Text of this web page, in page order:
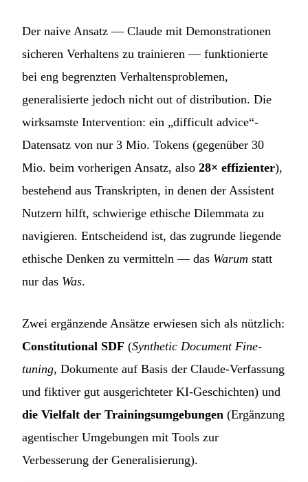
Der naive Ansatz — Claude mit Demonstrationen
sicheren Verhaltens zu trainieren — funktionierte
bei eng begrenzten Verhaltensproblemen,
generalisierte jedoch nicht out of distribution. Die
wirksamste Intervention: ein „difficult advice“-
Datensatz von nur 3 Mio. Tokens (gegenüber 30
Mio. beim vorherigen Ansatz, also 28× effizienter),
bestehend aus Transkripten, in denen der Assistent
Nutzern hilft, schwierige ethische Dilemmata zu
navigieren. Entscheidend ist, das zugrunde liegende
ethische Denken zu vermitteln — das Warum statt
nur das Was.
Zwei ergänzende Ansätze erwiesen sich als nützlich:
Constitutional SDF (Synthetic Document Fine-
tuning, Dokumente auf Basis der Claude-Verfassung
und fiktiver gut ausgerichteter KI-Geschichten) und
die Vielfalt der Trainingsumgebungen (Ergänzung
agentischer Umgebungen mit Tools zur
Verbesserung der Generalisierung).